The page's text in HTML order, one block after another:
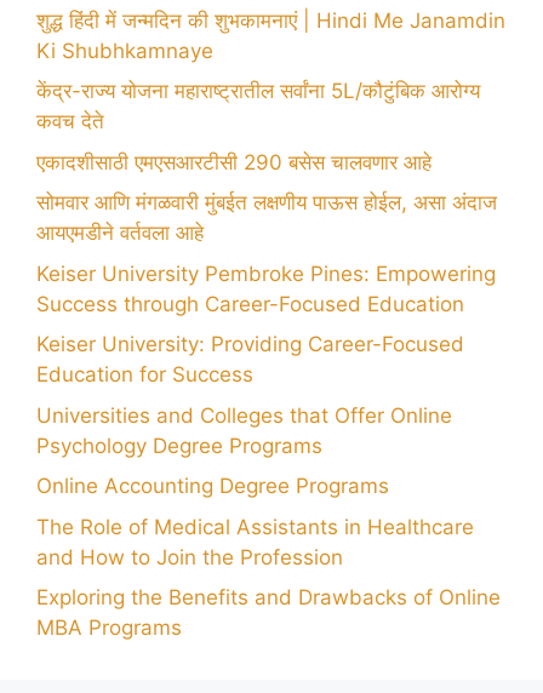
शुद्ध हिंदी में जन्मदिन की शुभकामनाएं | Hindi Me Janamdin
Ki Shubhkamnaye
केंद्र-राज्य योजना महाराष्ट्रातील सर्वांना 5L/कौटुंबिक आरोग्य
कवच देते
एकादशीसाठी एमएसआरटीसी 290 बसेस चालवणार आहे
सोमवार आणि मंगळवारी मुंबईत लक्षणीय पाऊस होईल, असा अंदाज
आयएमडीने वर्तवला आहे
Keiser University Pembroke Pines: Empowering
Success through Career-Focused Education
Keiser University: Providing Career-Focused
Education for Success
Universities and Colleges that Offer Online
Psychology Degree Programs
Online Accounting Degree Programs
The Role of Medical Assistants in Healthcare
and How to Join the Profession
Exploring the Benefits and Drawbacks of Online
MBA Programs